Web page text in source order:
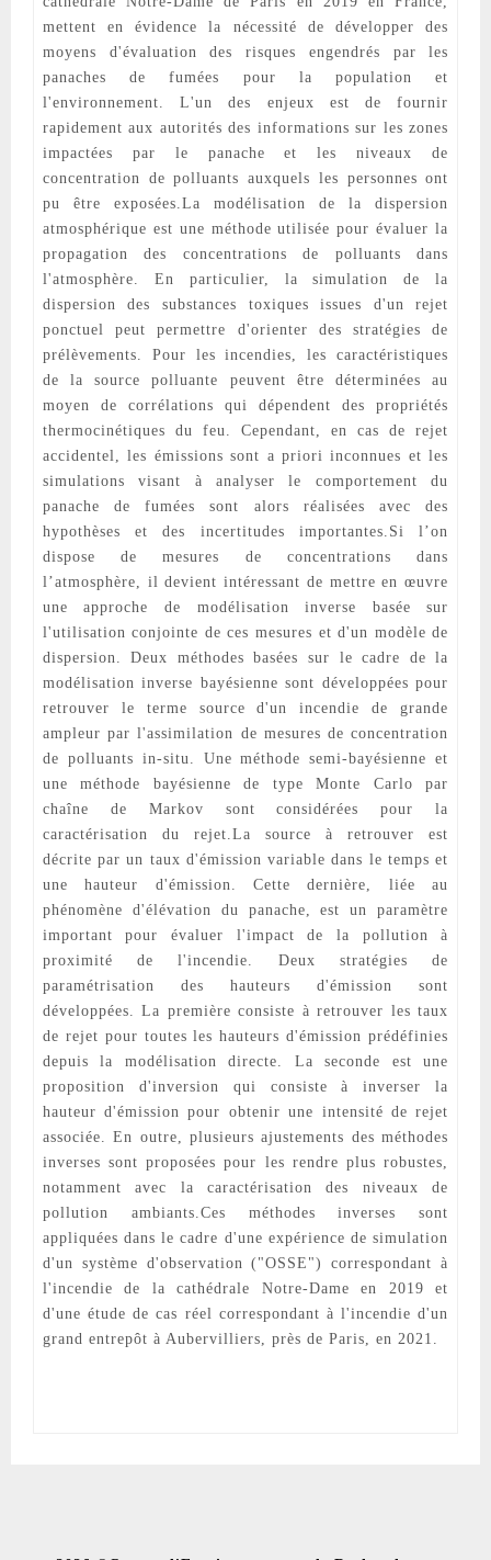
mettent en évidence la nécessité de développer des
moyens d'évaluation des risques engendrés par les
panaches de fumées pour la population et
l'environnement. L'un des enjeux est de fournir
rapidement aux autorités des informations sur les zones
impactées par le panache et les niveaux de
concentration de polluants auxquels les personnes ont
pu être exposées.La modélisation de la dispersion
atmosphérique est une méthode utilisée pour évaluer la
propagation des concentrations de polluants dans
l'atmosphère. En particulier, la simulation de la
dispersion des substances toxiques issues d'un rejet
ponctuel peut permettre d'orienter des stratégies de
prélèvements. Pour les incendies, les caractéristiques
de la source polluante peuvent être déterminées au
moyen de corrélations qui dépendent des propriétés
thermocinétiques du feu. Cependant, en cas de rejet
accidentel, les émissions sont a priori inconnues et les
simulations visant à analyser le comportement du
panache de fumées sont alors réalisées avec des
hypothèses et des incertitudes importantes.Si l’on
dispose de mesures de concentrations dans
l’atmosphère, il devient intéressant de mettre en œuvre
une approche de modélisation inverse basée sur
l'utilisation conjointe de ces mesures et d'un modèle de
dispersion. Deux méthodes basées sur le cadre de la
modélisation inverse bayésienne sont développées pour
retrouver le terme source d'un incendie de grande
ampleur par l'assimilation de mesures de concentration
de polluants in-situ. Une méthode semi-bayésienne et
une méthode bayésienne de type Monte Carlo par
chaîne de Markov sont considérées pour la
caractérisation du rejet.La source à retrouver est
décrite par un taux d'émission variable dans le temps et
une hauteur d'émission. Cette dernière, liée au
phénomène d'élévation du panache, est un paramètre
important pour évaluer l'impact de la pollution à
proximité de l'incendie. Deux stratégies de
paramétrisation des hauteurs d'émission sont
développées. La première consiste à retrouver les taux
de rejet pour toutes les hauteurs d'émission prédéfinies
depuis la modélisation directe. La seconde est une
proposition d'inversion qui consiste à inverser la
hauteur d'émission pour obtenir une intensité de rejet
associée. En outre, plusieurs ajustements des méthodes
inverses sont proposées pour les rendre plus robustes,
notamment avec la caractérisation des niveaux de
pollution ambiants.Ces méthodes inverses sont
appliquées dans le cadre d'une expérience de simulation
d'un système d'observation ("OSSE") correspondant à
l'incendie de la cathédrale Notre-Dame en 2019 et
d'une étude de cas réel correspondant à l'incendie d'un
grand entrepôt à Aubervilliers, près de Paris, en 2021.